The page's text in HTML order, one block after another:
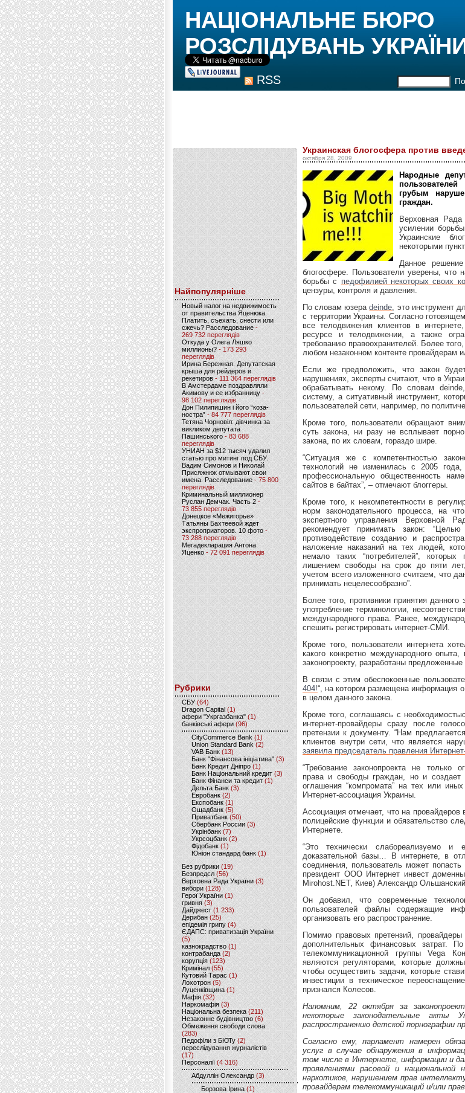
RSS
НАЦІОНАЛЬНЕ БЮРО
РОЗСЛІДУВАНЬ
Найпопулярніше
Новый налог на недвижимость
от правительства Яценюка.
Платить, съехать, снести или
сжечь? Расследование-
269 732 переглядів
Откуда у Олега Ляшко
миллионы? - 173 293
переглядів
Ирина Бережная. Депутатская
крыша для рейдеров и
рекетиров - 111 364 переглядів
В Амстердаме поздравляли
Акимову и ее избранницу -
98 102 переглядів
Дон Пилипишин і його “коза-
ностра” - 84 777 переглядів
Тетяна Чорновіл: дівчинка за
викликом депутата
Пашинського- 83 688
переглядів
УНИАН за $12 тысяч удалил
статью про митинг под СБУ.
Вадим Симонов и Николай
Присяжнюк отмывают свои
имена. Расследование - 75 800
переглядів
Криминальный миллионер
Руслан Демчак. Часть 2-
73 855 переглядів
Донецкое «Межигорье»
Татьяны Бахтеевой ждет
экспроприаторов. 10 фото -
73 288 переглядів
Мегадекларация Антона
Яценко - 72 091 переглядів
Рубрики
CБУ (64)
Dragon Capital (1)
афери "Укргазбанка" (1)
банківські афери (96)
CityCommerce Bank (1)
Union Standard Bank (2)
VAB Банк (13)
Банк "Фінансова ініціатива" (3)
Банк Кредит Дніпро (1)
Банк Національний кредит (3)
Банк Фінанси та кредит (1)
Дельта Банк (3)
Евробанк(2)
Експобанк (1)
Ощадбанк(5)
Приватбанк (50)
Сбербанк России (3)
Укрінбанк(7)
Укрсоцбанк (2)
Фідобанк (1)
Юніон стандард банк(1)
Без рубрики (19)
Безпредєл(56)
Верховна Рада України (3)
вибори(128)
Герої України(1)
гривня (3)
Дайджест (1 233)
Дерибан (25)
епідемія грипу (4)
ЄДАПС: приватизація України
(5)
казнокрадство (1)
контрабанда (2)
корупція (123)
Кримінал (55)
Кутовий Тарас (1)
Лохотрон(5)
Луценківщина (1)
Мафія (32)
Наркомафія (3)
Національна безпека (211)
Незаконне будівництво(6)
Обмеження свободи слова
(283)
Педофіли з БЮТу (2)
переслідування журналістів
(17)
Персоналії (4 316)
Абдуллін Олександр (3)
Борзова Ірина(1)
Украинская блогосфера против
октября 28, 2009
Народные
грубым
граждан.
Верховная Рада
усилении
Украинские
некоторыми
Данное
блогосфере. Пользователи уверены, что
борьбы с педофилией некоторых своих
цензуры, контроля и давления.
По словам юзераdeinde, это инструмент
с территории Украины. Согласно
все телодвижения клиентов в
ресурсе и телодвижении, а также
требованию правоохранителей. Более
любом незаконном контенте провайдерам
Если же предположить, что закон
нарушениях, эксперты считают, что в
обрабатывать некому. По словам
систему, а ситуативный инструмент,
пользователей сети, например, по
Кроме того, пользователи обращают
суть закона, ни разу не всплывает
закона, по их словам, гораздо шире.
“Ситуация же с компетентностью
технологий не изменилась с 2005
профессиональную общественность
сайтов в байтах”, – отмечают блоггеры.
Кроме того, к некомпетентности в
норм законодательного процесса, на
экспертного управления Верховной
рекомендует принимать закон:
противодействие созданию и
наложение наказаний на тех людей,
немало таких “потребителей”,
лишением свободы на срок до пяти
учетом всего изложенного считаем, что
принимать нецелесообразно”.
Более того, противники принятия
употребление терминологии,
международного права. Ранее,
спешить регистрировать интернет-СМИ.
Кроме того, пользователи интернета
какого конкретно международного
законопроекту, разработаны
В связи с этим обеспокоенные
404!“, на котором размещена информация
в целом данного закона.
Кроме того, соглашаясь с
интернет-провайдеры сразу после
претензии к документу. “Нам
клиентов внутри сети, что является
заявила председатель правления
“Требование законопроекта не только
права и свободы граждан, но и
оглашения “компромата” на тех или
Интернет-ассоциация Украины.
Ассоциация отмечает, что на
полицейские функции и обязательство
Интернете.
“Это технически слабореализуемо
доказательной базы… В интернете, в
соединения, пользователь может
президент ООО Интернет инвест
Mirohost.NET, Киев) Александр
Он добавил, что современные
пользователей файлы содержащие
организовать его распространение.
Помимо правовых претензий,
дополнительных финансовых затрат.
телекоммуникационной группы Vega
являются регуляторами, которые
чтобы осуществить задачи, которые
инвестиции в техническое
признался Колесов.
Напомним, 22 октября за
некоторые законодательные акты
распространению детской порнографии
Согласно ему, парламент намерен
услуг в случае обнаружения в
том числе в Интернете, информации и
проявлениями расовой и
наркотиков, нарушением прав
провайдерам телекоммуникаций и/или